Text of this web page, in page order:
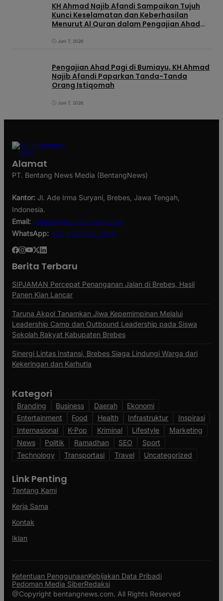
KH Ahmad Najib Afandi Sampaikan Tujuh
Kunci Keselamatan dan Keberhasilan
Menurut Al Quran dalam Pengajian Ahad
Juni 7, 2026
Pengajian Ahad Pagi di Bumiayu, KH Ahmad
Najib Afandi Paparkan Tanda-Tanda
Orang Istiqomah
Juni 7, 2026
Alamat
PT. Bentang News Media (BentangNews)
Kantor: Jl. Ade Irma Suryani, Brebes, Jawa Tengah,
Indonesia.
Email: redaksi@bentangnews.com
WhatsApp: +62 858-6810-9617
Berita Terbaru
SIPJAMAN Percepat Penanganan Jalan di Brebes, Hasil
Panen Kian Lancar
Taruna Akpol Tanamkan Jiwa Kepemimpinan Melalui
Leadership Camp dan Outbound Leadership pada Siswa
Sekolah Rakyat Kabupaten Brebes
Sinergi Lintas Instansi, Brebes Siaga Lindungi Warga dari
Kekeringan dan Karhutla
Kategori
Branding Business Daerah
Ekonomi
Entertainment
Food Health Infrastruktur
Inspirasi
Internasional
K-Pop Kriminal Lifestyle
Marketing
News
Politik Ramadhan SEO
Sport
Technology
Transportasi Travel Uncategorized
Link Penting
Tentang Kami
Kerja Sama
Kontak
Iklan
Ketentuan PenggunaanKebijakan Data Pribadi
Pedoman Media SiberRedaksi
@Copyright bentangnews.com. All Rights Reserved